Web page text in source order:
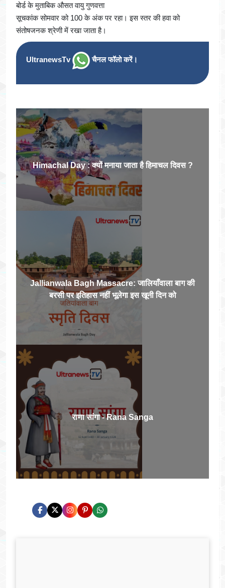
बोर्ड के मुताबिक औसत वायु गुणवत्ता
सूचकांक सोमवार को 100 के अंक पर रहा। इस स्तर की हवा को
संतोषजनक श्रेणी में रखा जाता है।
UltranewsTv चैनल फॉलो करें।
Himachal Day : क्यों मनाया जाता है हिमाचल दिवस ?
Jallianwala Bagh Massacre: जालियाँवाला बाग की
बरसी पर इतिहास नहीं भूलेगा इस खूनी दिन को
राणा सांगा - Rana Sanga